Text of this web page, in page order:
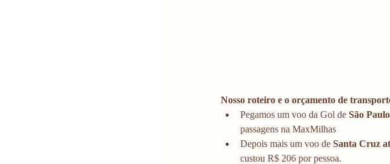
Nosso roteiro e o orçamento de
Pegamos um voo da Gol de São
passagens na MaxMilhas
Depois mais um voo de Santa Cruz
custou R$ 206 por pessoa.